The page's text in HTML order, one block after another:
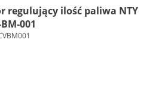
regulujący ilość paliwa NTY
BM-001